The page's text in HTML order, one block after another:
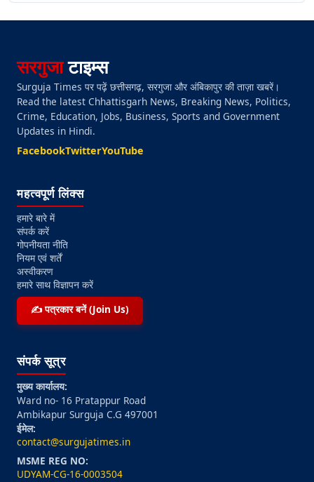
सरगुजाटाइम्स
Surguja Times पर पढ़ें छत्तीसगढ़, सरगुजा और अंबिकापुर की ताज़ा खबरें।
Read the latest Chhattisgarh News, Breaking News, Politics,
Crime, Education, Jobs, Business, Sports and Government
Updates in Hindi.
FacebookTwitterYouTube
महत्वपूर्ण लिंक्स
हमारे बारे में
संपर्क करें
गोपनीयता नीति
नियम एवं शर्तें
अस्वीकरण
हमारे साथ विज्ञापन करें
✍️ पत्रकार बनें (Join Us)
संपर्क सूत्र
मुख्य कार्यालय:
Ward no- 16 Pratappur Road
Ambikapur Surguja C.G 497001
ईमेल:
contact@surgujatimes.in
MSME REG NO:
UDYAM-CG-16-0003504